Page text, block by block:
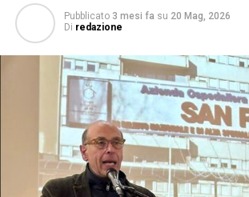
Pubblicato 3 mesi fa su 20 Mag, 2026
Di redazione